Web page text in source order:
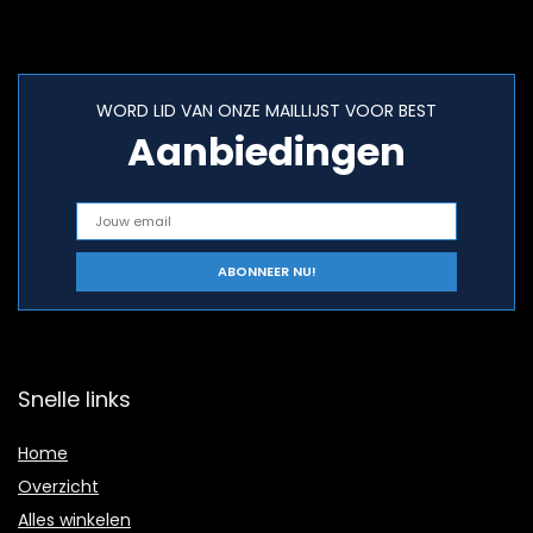
WORD LID VAN ONZE MAILLIJST VOOR BEST
Aanbiedingen
Snelle links
Home
Overzicht
Alles winkelen